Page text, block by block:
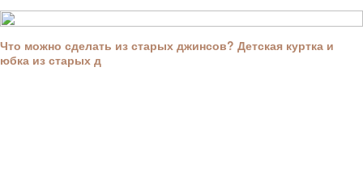
Что можно сделать из старых джинсов? Детская куртка и
юбка из старых д